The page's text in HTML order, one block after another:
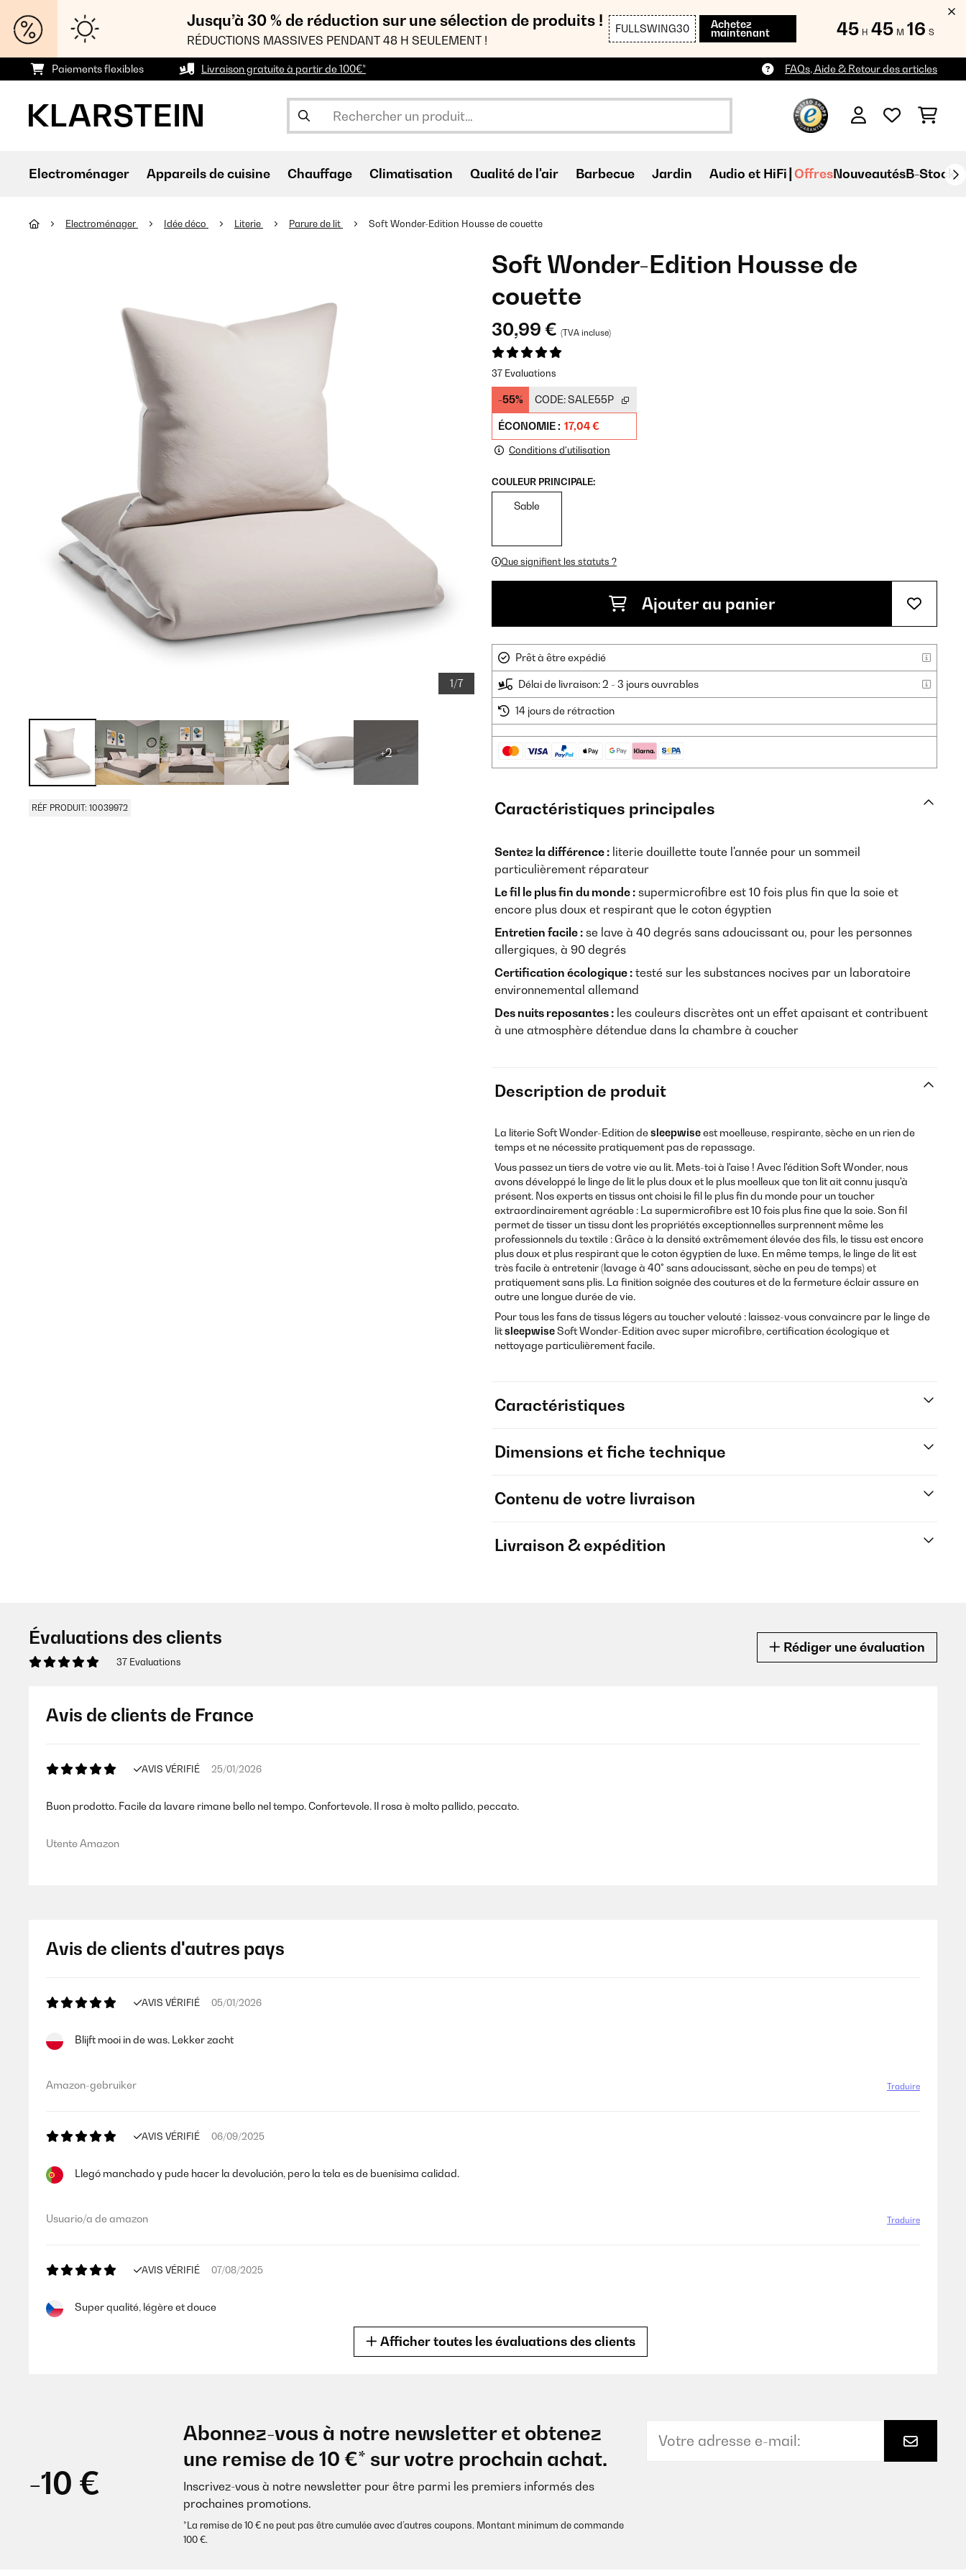
Jusqu’à 30 % de réduction sur une sélection de produits !
RÉDUCTIONS MASSIVES PENDANT 48 H SEULEMENT !
FULLSWING30 Achetez
maintenant 45 H 45 M 14 S
Paiements flexibles Livraison gratuite à partir de 100€* FAQs, Aide & Retour des articles
Electroménager Appareils de cuisine Chauffage Climatisation Qualité de l'air Barbecue Jardin Audio et HiFi OffresNouveautésB-Stock
Electroménager Idée déco Literie Parure de lit Soft Wonder-Edition Housse de couette
1/7
+2
RÉF PRODUIT: 10039972
Soft Wonder-Edition Housse de
couette
30,99 € (TVA incluse)
37 Evaluations
-55% CODE:SALE55P
ÉCONOMIE : 17,04 €
Conditions d'utilisation
COULEUR PRINCIPALE:
Sable
Que signifient les statuts ?
Ajouter au panier
Prêt à être expédié
Délai de livraison: 2 - 3 jours ouvrables
14 jours de rétraction
Caractéristiques principales
Sentez la différence : literie douillette toute l'année pour un sommeil
particulièrement réparateur
Le fil le plus fin du monde : supermicrofibre est 10 fois plus fin que la soie et
encore plus doux et respirant que le coton égyptien
Entretien facile : se lave à 40 degrés sans adoucissant ou, pour les personnes
allergiques, à 90 degrés
Certification écologique : testé sur les substances nocives par un laboratoire
environnemental allemand
Des nuits reposantes : les couleurs discrètes ont un effet apaisant et contribuent
à une atmosphère détendue dans la chambre à coucher
Description de produit
La literie Soft Wonder-Editiondesleepwiseest moelleuse, respirante, sèche en un rien de
temps et ne nécessite pratiquement pas de repassage.
Vous passez un tiers de votre vie au lit. Mets-toi à l'aise ! Avec l'édition Soft Wonder, nous
avons développé le linge de lit le plus doux et le plus moelleux que ton lit ait connu jusqu'à
présent. Nos experts en tissus ont choisi le fil le plus fin du monde pour un toucher
extraordinairement agréable : La supermicrofibre est 10 fois plus fine que la soie. Son fil
permet de tisser un tissu dont les propriétés exceptionnelles surprennent même les
professionnels du textile : Grâce à la densité extrêmement élevée des fils, le tissu est encore
plus doux et plus respirant que le coton égyptien de luxe. En même temps, le linge de lit est
très facile à entretenir (lavage à 40° sans adoucissant, sèche en peu de temps) et
pratiquement sans plis. La finition soignée des coutures et de la fermeture éclair assure en
outre une longue durée de vie.
Pour tous les fans de tissus légers au toucher velouté : laissez-vous convaincre par le linge de
litsleepwiseSoft Wonder-Editionavec super microfibre, certification écologique et
nettoyage particulièrement facile.
Caractéristiques
Dimensions et fiche technique
Contenu de votre livraison
Livraison & expédition
Évaluations des clients
37 Evaluations
Rédiger une évaluation
Avis de clients de France
AVIS VÉRIFIÉ 25/01/2026
Buon prodotto. Facile da lavare rimane bello nel tempo. Confortevole. Il rosa è molto pallido, peccato.
Utente Amazon
Avis de clients d'autres pays
AVIS VÉRIFIÉ 05/01/2026
Blijft mooi in de was. Lekker zacht
Amazon-gebruiker Traduire
AVIS VÉRIFIÉ 06/09/2025
Llegó manchado y pude hacer la devolución, pero la tela es de buenísima calidad.
Usuario/a de amazon Traduire
AVIS VÉRIFIÉ 07/08/2025
Super qualité, légère et douce
Gutes und angenehmes Feeling. Die Verarbeitung ist für den Preis sehr gut. Reißverschlüsse mit Metall geben dem Bettzeug eine gute Qualitätsanmutung. Wie immer sehr schneller
Versand. Ich kann dieses Produkt empfehlen.
Amazon-Benutzer
AVIS VÉRIFIÉ
Afficher toutes les évaluations des clients
-10 €
Abonnez-vous à notre newsletter et obtenez
une remise de 10 €* sur votre prochain achat.
Inscrivez-vous à notre newsletter pour être parmi les premiers informés des
prochaines promotions.
*La remise de 10 € ne peut pas être cumulée avec d’autres coupons. Montant minimum de commande
100 €.